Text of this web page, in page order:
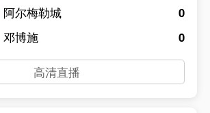
阿尔梅勒城
邓博施
0
0
高清直播